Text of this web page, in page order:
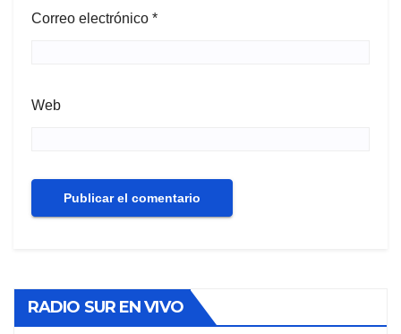
Correo electrónico *
Web
RADIO SUR EN VIVO